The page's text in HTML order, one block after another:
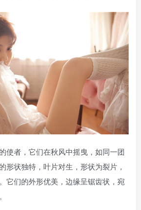
使者，它们在秋风中摇曳，如同一团
形状独特，叶片对生，形状为裂片，
它们的外形优美，边缘呈锯齿状，宛